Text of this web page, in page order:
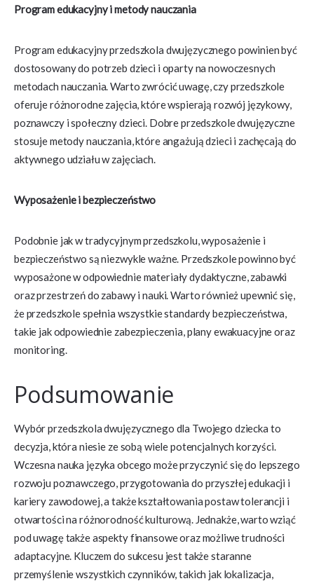
Program edukacyjny i metody nauczania
Program edukacyjny przedszkola dwujęzycznego powinien być
dostosowany do potrzeb dzieci i oparty na nowoczesnych
metodach nauczania. Warto zwrócić uwagę, czy przedszkole
oferuje różnorodne zajęcia, które wspierają rozwój językowy,
poznawczy i społeczny dzieci. Dobre przedszkole dwujęzyczne
stosuje metody nauczania, które angażują dzieci i zachęcają do
aktywnego udziału w zajęciach.
Wyposażenie i bezpieczeństwo
Podobnie jak w tradycyjnym przedszkolu, wyposażenie i
bezpieczeństwo są niezwykle ważne. Przedszkole powinno być
wyposażone w odpowiednie materiały dydaktyczne, zabawki
oraz przestrzeń do zabawy i nauki. Warto również upewnić się,
że przedszkole spełnia wszystkie standardy bezpieczeństwa,
takie jak odpowiednie zabezpieczenia, plany ewakuacyjne oraz
monitoring.
Podsumowanie
Wybór przedszkola dwujęzycznego dla Twojego dziecka to
decyzja, która niesie ze sobą wiele potencjalnych korzyści.
Wczesna nauka języka obcego może przyczynić się do lepszego
rozwoju poznawczego, przygotowania do przyszłej edukacji i
kariery zawodowej, a także kształtowania postaw tolerancji i
otwartości na różnorodność kulturową. Jednakże, warto wziąć
pod uwagę także aspekty finansowe oraz możliwe trudności
adaptacyjne. Kluczem do sukcesu jest także staranne
przemyślenie wszystkich czynników, takich jak lokalizacja,